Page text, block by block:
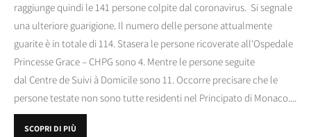
raggiunge quindi le 141 persone colpite dal coronavirus. Si segnale
una ulteriore guarigione. Il numero delle persone attualmente
guarite è in totale di 114. Stasera le persone ricoverate all'Ospedale
Princesse Grace – CHPG sono 4. Mentre le persone seguite
dal Centre de Suivi à Domicile sono 11. Occorre precisare che le
persone testate non sono tutte residenti nel Principato di Monaco....
SCOPRI DI PIÙ